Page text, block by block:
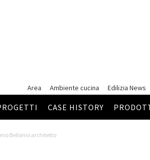
Area
Ambiente cucina Edilizia News
CASE HISTORY
Bellonio architetto